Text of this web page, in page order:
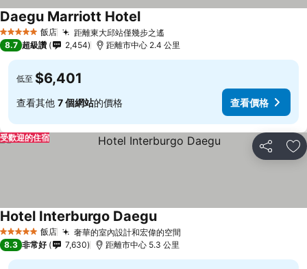
5 星級 飯店 距離東大邱站僅幾步之遙
Daegu Marriott Hotel
8.7 超級讚 2,454 距離市中心 2.4 公里
低至 $6,401
查看其他 7 個網站的價格 查看價格
分享 加
受歡迎的住宿
5 星級 飯店 奢華的室內設計和宏偉的空間
Hotel Interburgo Daegu
8.3 非常好 7,630 距離市中心 5.3 公里